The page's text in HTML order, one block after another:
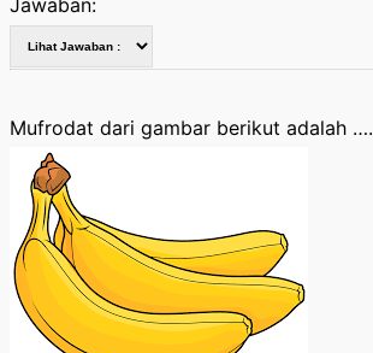
Jawaban:
Mufrodat dari gambar berikut adalah ….